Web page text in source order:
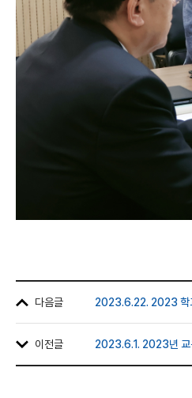
다음글 2023.6.22. 2023 학
이전글 2023.6.1. 2023년 교